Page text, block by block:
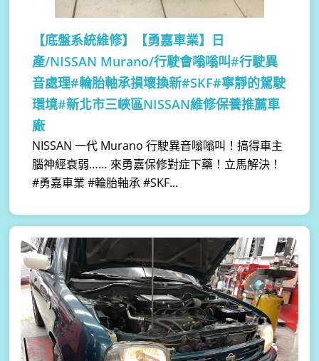
【底盤系統維修】
【勇嘉車業】日
產/NISSAN Murano/行駛會嗡嗡叫#行駛異
音處理#輪胎軸承損壞換新#SKF#寧靜的駕駛
環境#新北市三峽區NISSAN維修保養推薦車
廠
NISSAN 一代 Murano 行駛異音嗡嗡叫！搞得車主
腦神經衰弱…… 來勇嘉保修對症下藥！立馬解決！
#勇嘉車業 #輪胎軸承 #SKF...